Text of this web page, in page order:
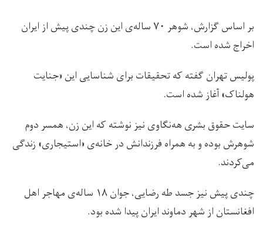
بر اساس گزارش، شوهر ۷۰ ساله‌‌ی این زن چندی پیش از ایران
اخراج شده است.
پولیس تهران گفته که تحقیقات برای شناسایی این «جنایت
هولناک» آغاز شده است.
سایت حقوق بشری هه‌نگاوی نیز نوشته که این زن، همسر دوم
شوهرش بوده و به همراه فرزندانش در ‏خانه‌ی «استیجاری» زندگی
می‌کردند.‏
چندی پیش نیز جسد طه رضایی، جوان ۱۸ ساله‌ی مهاجر اهل
افغانستان از شهر دماوند ایران پیدا شده بود.